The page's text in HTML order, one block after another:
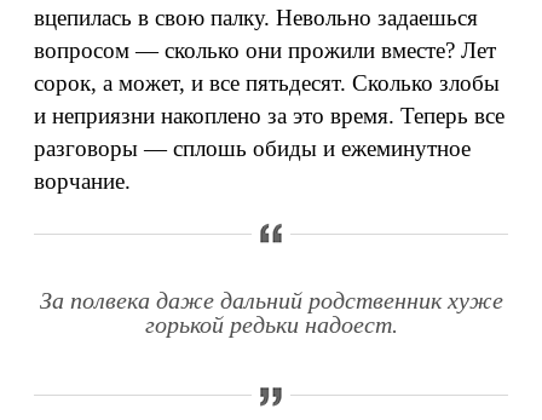
вцепилась в свою палку. Невольно задаешься
вопросом — сколько они прожили вместе? Лет
сорок, а может, и все пятьдесят. Сколько злобы
и неприязни накоплено за это время. Теперь все
разговоры — сплошь обиды и ежеминутное
ворчание.
За полвека даже дальний родственник хуже
горькой редьки надоест.